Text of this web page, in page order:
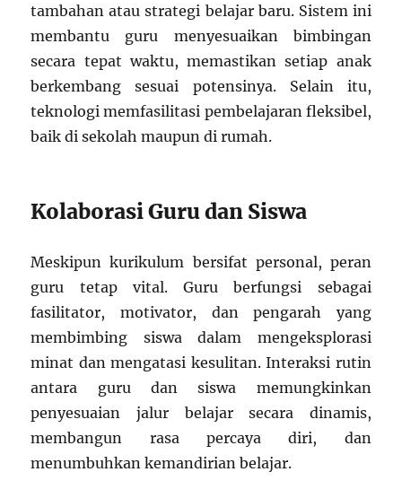
tambahan atau strategi belajar baru. Sistem ini
membantu guru menyesuaikan bimbingan
secara tepat waktu, memastikan setiap anak
berkembang sesuai potensinya. Selain itu,
teknologi memfasilitasi pembelajaran fleksibel,
baik di sekolah maupun di rumah.
Kolaborasi Guru dan Siswa
Meskipun kurikulum bersifat personal, peran
guru tetap vital. Guru berfungsi sebagai
fasilitator, motivator, dan pengarah yang
membimbing siswa dalam mengeksplorasi
minat dan mengatasi kesulitan. Interaksi rutin
antara guru dan siswa memungkinkan
penyesuaian jalur belajar secara dinamis,
membangun rasa percaya diri, dan
menumbuhkan kemandirian belajar.